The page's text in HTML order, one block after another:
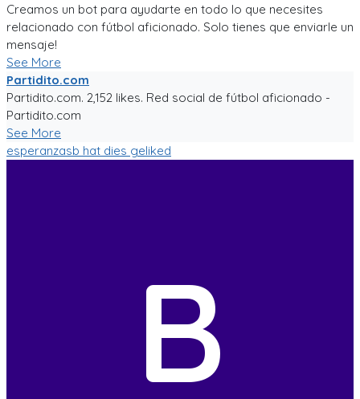
Creamos un bot para ayudarte en todo lo que necesites
relacionado con fútbol aficionado. Solo tienes que enviarle un
mensaje!
See More
Partidito.com
Partidito.com. 2,152 likes. Red social de fútbol aficionado -
Partidito.com
See More
esperanzasb hat dies geliked
B